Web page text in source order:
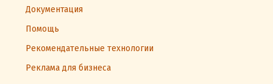
Документация
Помощь
Рекомендательные технологии
Реклама для бизнеса